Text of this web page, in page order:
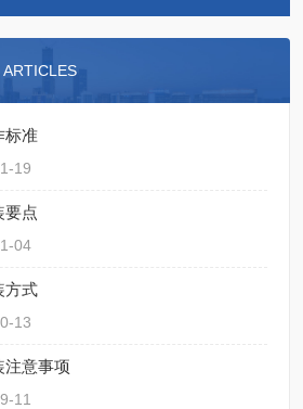
ARTICLES
标准
19
要点
04
方式
13
注意事项
11